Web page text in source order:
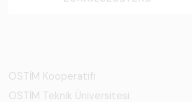
OSTİM Kooperatifi
OSTİM Teknik Üniversitesi